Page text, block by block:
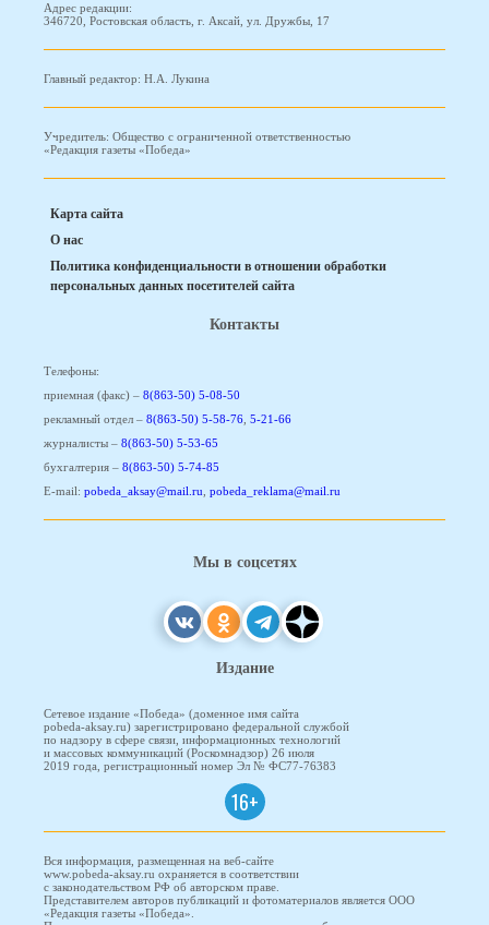
Адрес редакции:
346720, Ростовская область, г. Аксай, ул. Дружбы, 17
Главный редактор: Н.А. Лукина
Учредитель: Общество с ограниченной ответственностью
«Редакция газеты «Победа»
Карта сайта
О нас
Политика конфиденциальности в отношении обработки
персональных данных посетителей сайта
Контакты
Телефоны:
приемная (факс) – 8(863-50) 5-08-50
рекламный отдел – 8(863-50) 5-58-76 5-21-66
журналисты – 8(863-50) 5-53-65
бухгалтерия – 8(863-50) 5-74-85
E-mail: pobeda_aksay@mail.ru pobeda_reklama@mail.ru
Мы в соцсетях
Издание
Сетевое издание «Победа» (доменное имя сайта
pobeda-aksay.ru) зарегистрировано федеральной службой
по надзору в сфере связи, информационных технологий
и массовых коммуникаций (Роскомнадзор) 26 июля
2019 года, регистрационный номер Эл № ФС77-76383
16+
Вся информация, размещенная на веб-сайте
www.pobeda-aksay.ru охраняется в соответствии
с законодательством РФ об авторском праве.
Представителем авторов публикаций и фотоматериалов является ООО
«Редакция газеты «Победа».